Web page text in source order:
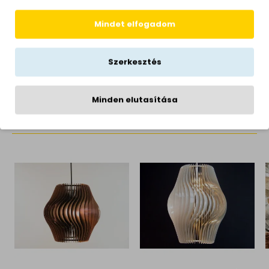
1 év
Sugárzási szög
120°
www.nowodvorski.com
Mindet elfogadom
Szerkesztés
Minden elutasítása